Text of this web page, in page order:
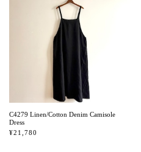
C4279 Linen/Cotton Denim Camisole
Dress
¥21,780